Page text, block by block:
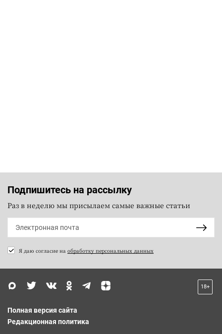
Подпишитесь на рассылку
Раз в неделю мы присылаем самые важные статьи
Я даю согласие на обработку персональных данных
18+
Полная версия сайта
Редакционная политика